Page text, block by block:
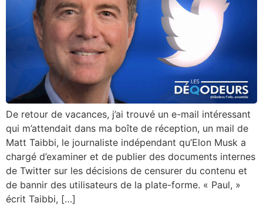
De retour de vacances, j’ai trouvé un e-mail intéressant
qui m’attendait dans ma boîte de réception, un mail de
Matt Taibbi, le journaliste indépendant qu’Elon Musk a
chargé d’examiner et de publier des documents internes
de Twitter sur les décisions de censurer du contenu et
de bannir des utilisateurs de la plate-forme. « Paul, »
écrit Taibbi, […]